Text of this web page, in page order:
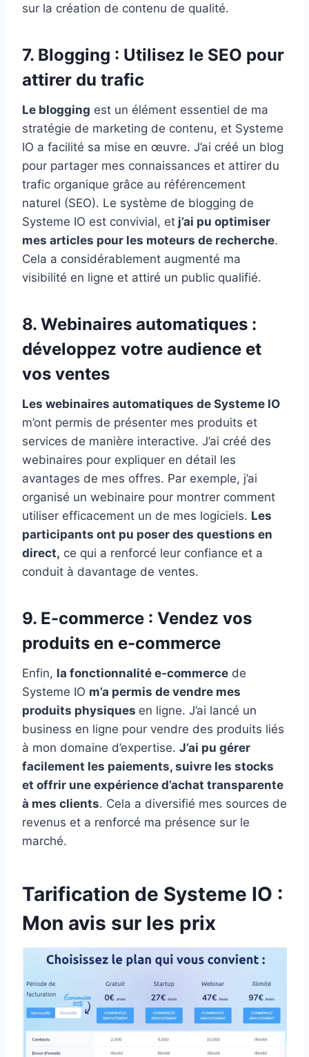
sur la création de contenu de qualité.
7. Blogging : Utilisez le SEO pour
attirer du trafic
Le blogging est un élément essentiel de ma
stratégie de marketing de contenu, et Systeme
IO a facilité sa mise en œuvre. J’ai créé un blog
pour partager mes connaissances et attirer du
trafic organique grâce au référencement
naturel (SEO). Le système de blogging de
Systeme IO est convivial, et j’ai pu optimiser
mes articles pour les moteurs de recherche.
Cela a considérablement augmenté ma
visibilité en ligne et attiré un public qualifié.
8. Webinaires automatiques :
développez votre audience et
vos ventes
Les webinaires automatiques de Systeme IO
m’ont permis de présenter mes produits et
services de manière interactive. J’ai créé des
webinaires pour expliquer en détail les
avantages de mes offres. Par exemple, j’ai
organisé un webinaire pour montrer comment
utiliser efficacement un de mes logiciels. Les
participants ont pu poser des questions en
direct, ce qui a renforcé leur confiance et a
conduit à davantage de ventes.
9. E-commerce : Vendez vos
produits en e-commerce
Enfin, la fonctionnalité e-commerce de
Systeme IO m’a permis de vendre mes
produits physiques en ligne. J’ai lancé un
business en ligne pour vendre des produits liés
à mon domaine d’expertise. J’ai pu gérer
facilement les paiements, suivre les stocks
et offrir une expérience d’achat transparente
à mes clients. Cela a diversifié mes sources de
revenus et a renforcé ma présence sur le
marché.
Tarification de Systeme IO :
Mon avis sur les prix